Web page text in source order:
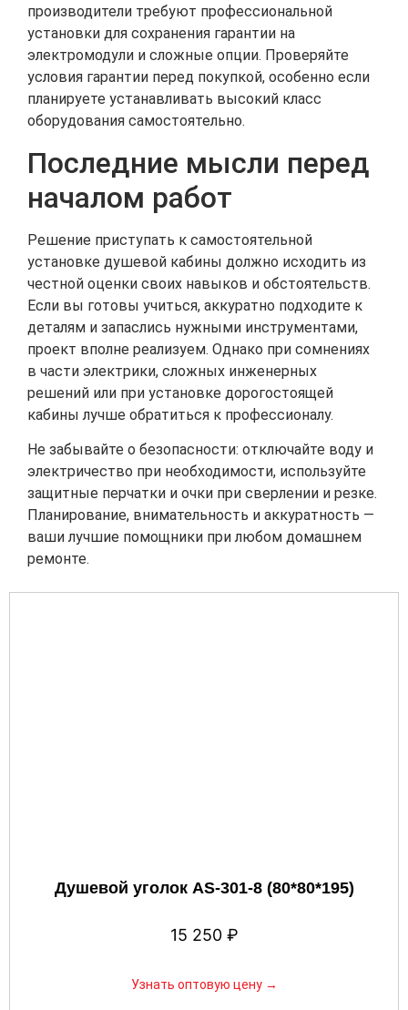
производители требуют профессиональной
установки для сохранения гарантии на
электромодули и сложные опции. Проверяйте
условия гарантии перед покупкой, особенно если
планируете устанавливать высокий класс
оборудования самостоятельно.
Последние мысли перед
началом работ
Решение приступать к самостоятельной
установке душевой кабины должно исходить из
честной оценки своих навыков и обстоятельств.
Если вы готовы учиться, аккуратно подходите к
деталям и запаслись нужными инструментами,
проект вполне реализуем. Однако при сомнениях
в части электрики, сложных инженерных
решений или при установке дорогостоящей
кабины лучше обратиться к профессионалу.
Не забывайте о безопасности: отключайте воду и
электричество при необходимости, используйте
защитные перчатки и очки при сверлении и резке.
Планирование, внимательность и аккуратность —
ваши лучшие помощники при любом домашнем
ремонте.
Душевой уголок AS-301-8 (80*80*195)
15 250 ₽
Узнать оптовую цену →